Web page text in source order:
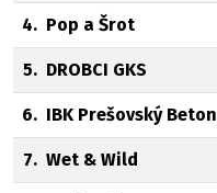
4. Pop a Šrot
5. DROBCI GKS
6. IBK Prešovský Beton
7. Wet & Wild